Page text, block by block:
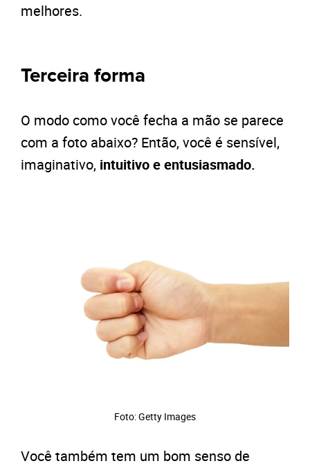
melhores.
Terceira forma
O modo como você fecha a mão se parece
com a foto abaixo? Então, você é sensível,
imaginativo, intuitivo e entusiasmado.
Foto: Getty Images
Você também tem um bom senso de